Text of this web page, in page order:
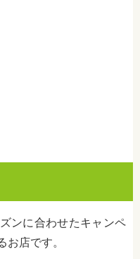
ンに合わせたキャンペ
店です。